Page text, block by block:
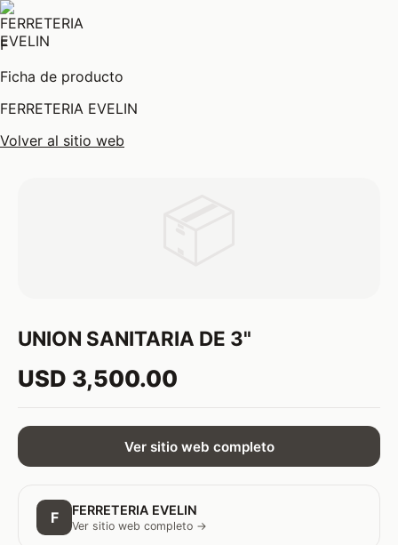
F
Ficha de producto
FERRETERIA EVELIN
Volver al sitio web
UNION SANITARIA DE 3"
USD 3,500.00
Ver sitio web completo
F FERRETERIA EVELIN
Ver sitio web completo →